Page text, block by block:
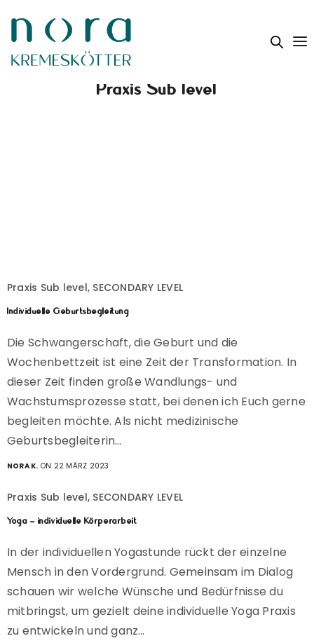
Praxis Sub level
Praxis Sub level, SECONDARY LEVEL
Individuelle Geburtsbegleitung
Die Schwangerschaft, die Geburt und die
Wochenbettzeit ist eine Zeit der Transformation. In
dieser Zeit finden große Wandlungs- und
Wachstumsprozesse statt, bei denen ich Euch gerne
begleiten möchte. Als nicht medizinische
Geburtsbegleiterin…
NORA K. ON 22 MÄRZ 2023
Praxis Sub level, SECONDARY LEVEL
Yoga – individuelle Körperarbeit
In der individuellen Yogastunde rückt der einzelne
Mensch in den Vordergrund. Gemeinsam im Dialog
schauen wir welche Wünsche und Bedürfnisse du
mitbringst, um gezielt deine individuelle Yoga Praxis
zu entwickeln und ganz…